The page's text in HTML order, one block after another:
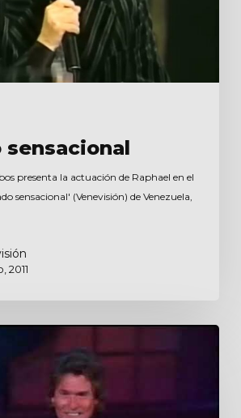
sensacional
presenta la actuación de Raphael en el
sensacional' (Venevisión) de Venezuela,
2011